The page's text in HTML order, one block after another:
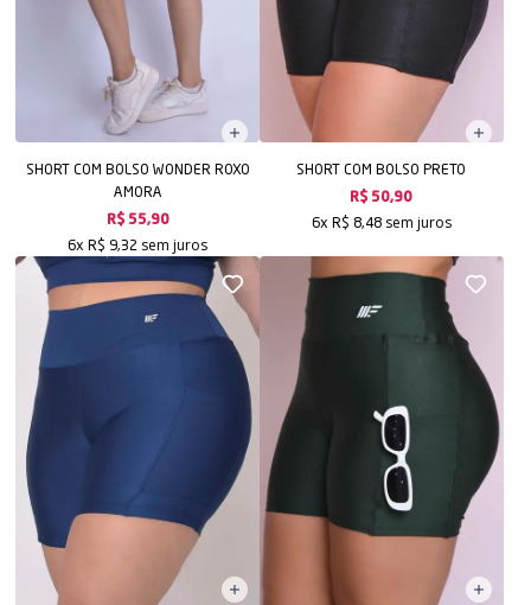
SHORT COM BOLSO WONDER ROXO
AMORA
R$ 55,90
6x R$ 9,32 sem juros
SHORT COM BOLSO PRETO
R$ 50,90
6x R$ 8,48 sem juros